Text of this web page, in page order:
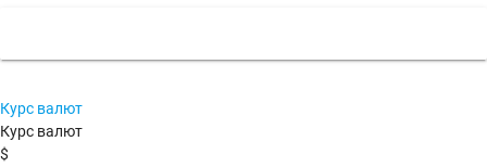
Курс валют
Курс валют
$